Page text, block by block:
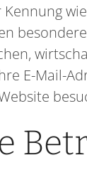
Kennung
E-Mail-